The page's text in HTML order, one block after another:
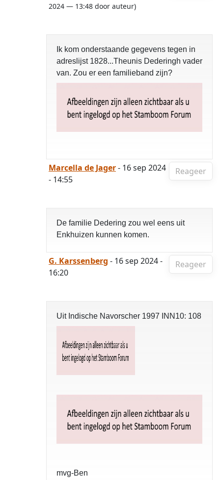
2024 — 13:48 door auteur)
Ik kom onderstaande gegevens tegen in
adreslijst 1828...Theunis Dederingh vader
van. Zou er een familieband zijn?
Reageer
Marcella de Jager- 16 sep 2024
- 14:55
De familie Dedering zou wel eens uit
Enkhuizen kunnen komen.
Reageer
G. Karssenberg - 16 sep 2024 -
16:20
Uit Indische Navorscher 1997 INN10: 108
mvg-Ben